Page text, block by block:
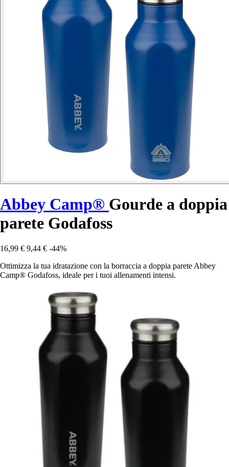
Abbey Camp® Gourde a doppia
parete Godafoss
16,99 € 9,44 € -44%
Ottimizza la tua idratazione con la borraccia a doppia parete Abbey
Camp® Godafoss, ideale per i tuoi allenamenti intensi.